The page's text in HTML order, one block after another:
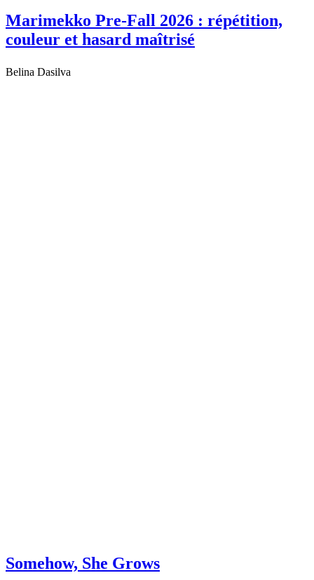
Marimekko Pre-Fall 2026 : répétition,
couleur et hasard maîtrisé
Belina Dasilva
Somehow, She Grows